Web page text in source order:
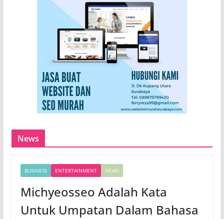
News
BUSINESS ENTERTAINMENT NEWS
Michyeosseo Adalah Kata
Untuk Umpatan Dalam Bahasa